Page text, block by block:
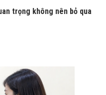
trọng không nên bỏ qua